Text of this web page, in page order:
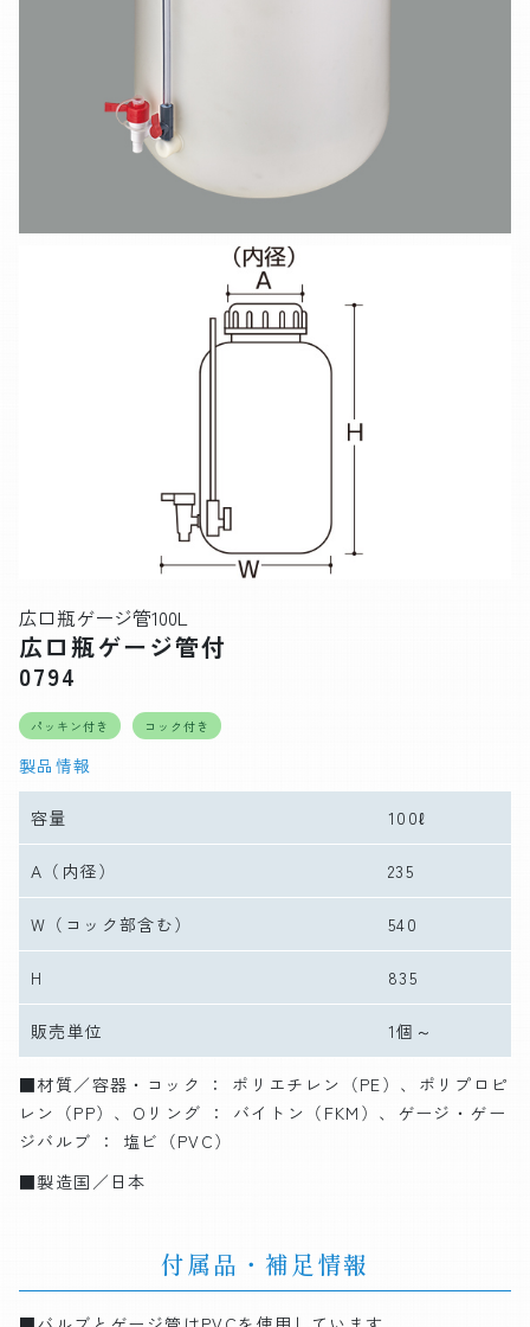
広口瓶ゲージ管100L
広口瓶ゲージ管付
0794
パッキン付き コック付き
製品情報
容量 100ℓ
A （内径） 235
W （コック部含む） 540
H 835
販売単位 1個～
■材質／容器・コック ： ポリエチレン（PE）、ポリプロピ
レン（PP）、Oリング ： バイトン（FKM）、ゲージ・ゲー
ジバルブ ： 塩ビ（PVC）
■製造国／日本
付属品・補足情報